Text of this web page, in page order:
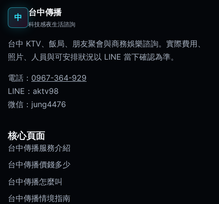
中 台中傳播
科技感夜生活諮詢
台中 KTV、飯局、朋友聚會與商務娛樂諮詢。實際費用、
照片、人員與可安排狀況以 LINE 當下確認為準。
電話： 0967-364-929
LINE：aktv98
微信：jung4476
核心頁面
台中傳播服務介紹
台中傳播價錢多少
台中傳播怎麼叫
台中傳播情境指南